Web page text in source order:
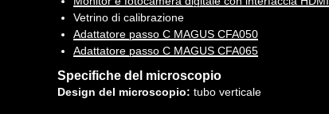
Vetrino di calibrazione
Adattatore passo C MAGUS CFA050
Adattatore passo C MAGUS CFA065
Specifiche del microscopio
Design del microscopio: tubo verticale